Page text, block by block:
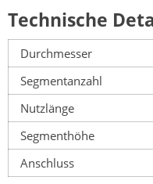
Technische
Durchmesser
Segmentanzahl
Nutzlänge
Segmenthöhe
Anschluss